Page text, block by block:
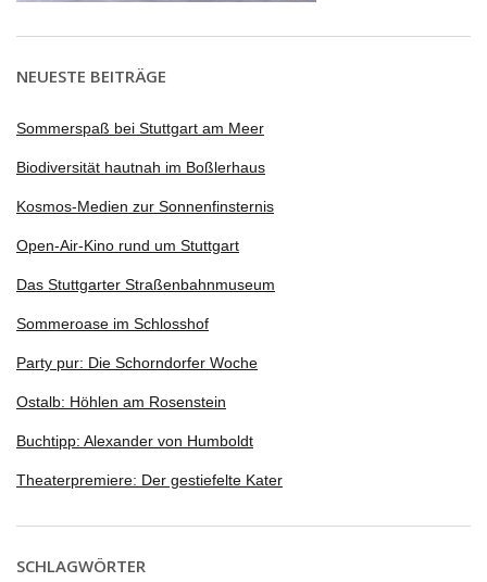
NEUESTE BEITRÄGE
Sommerspaß bei Stuttgart am Meer
Biodiversität hautnah im Boßlerhaus
Kosmos-Medien zur Sonnenfinsternis
Open-Air-Kino rund um Stuttgart
Das Stuttgarter Straßenbahnmuseum
Sommeroase im Schlosshof
Party pur: Die Schorndorfer Woche
Ostalb: Höhlen am Rosenstein
Buchtipp: Alexander von Humboldt
Theaterpremiere: Der gestiefelte Kater
SCHLAGWÖRTER